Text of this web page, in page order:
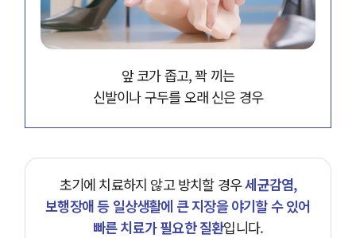
앞 코가 좁고, 꽉 끼는
신발이나 구두를 오래 신은 경우
초기에 치료하지 않고 방치할 경우세균감염,
보행장애 등 일상생활에 큰 지장을 야기할 수 있어
빠른 치료가 필요한 질환입니다.